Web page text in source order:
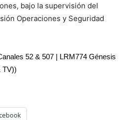
bajo la supervisión del
Operaciones y Seguridad
52 & 507 | LRM774 Génesis
TV))